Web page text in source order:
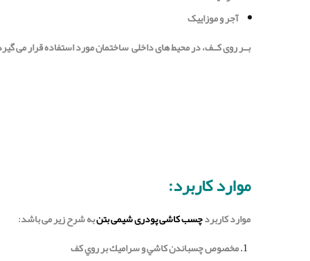
آجر و موزاییک
بــر روی کــف، در محیط های داخلی ساختمان مورد استفاده قرار می
موارد کاربرد:
موارد کاربردچسب کاشی پودری شیمی بتنبه شرح زیر می باشد:
مخصوص چسباندن كاشي و سراميك بر روي کف